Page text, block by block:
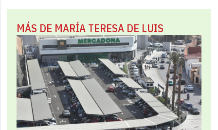
MÁS DE MARÍA TERESA DE LUIS